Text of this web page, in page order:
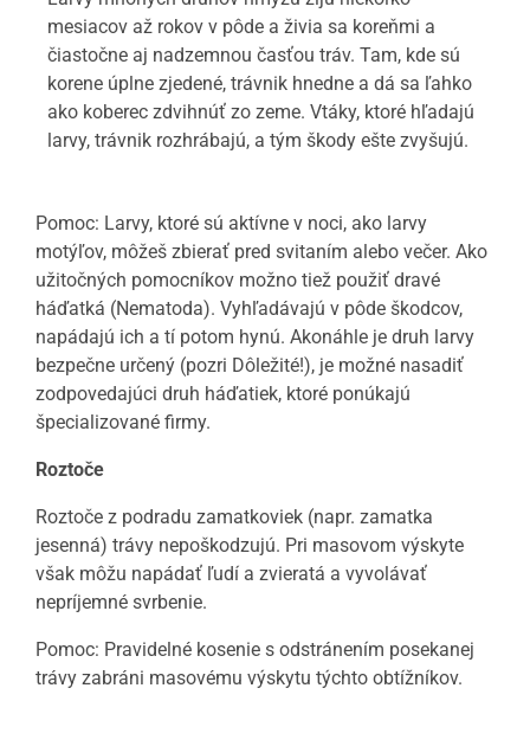
mesiacov až rokov v pôde a živia sa koreňmi a
čiastočne aj nadzemnou časťou tráv. Tam, kde sú
korene úplne zjedené, trávnik hnedne a dá sa ľahko
ako koberec zdvihnúť zo zeme. Vtáky, ktoré hľadajú
larvy, trávnik rozhrábajú, a tým škody ešte zvyšujú.
Pomoc: Larvy, ktoré sú aktívne v noci, ako larvy
motýľov, môžeš zbierať pred svitaním alebo večer. Ako
užitočných pomocníkov možno tiež použiť dravé
háďatká (Nematoda). Vyhľadávajú v pôde škodcov,
napádajú ich a tí potom hynú. Akonáhle je druh larvy
bezpečne určený (pozri Dôležité!), je možné nasadiť
zodpovedajúci druh háďatiek, ktoré ponúkajú
špecializované firmy.
Roztoče
Roztoče z podradu zamatkoviek (napr. zamatka
jesenná) trávy nepoškodzujú. Pri masovom výskyte
však môžu napádať ľudí a zvieratá a vyvolávať
nepríjemné svrbenie.
Pomoc: Pravidelné kosenie s odstránením posekanej
trávy zabráni masovému výskytu týchto obtížníkov.